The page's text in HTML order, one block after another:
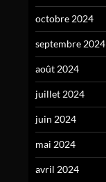
octobre 2024
septembre 2024
août 2024
juillet 2024
juin 2024
mai 2024
avril 2024